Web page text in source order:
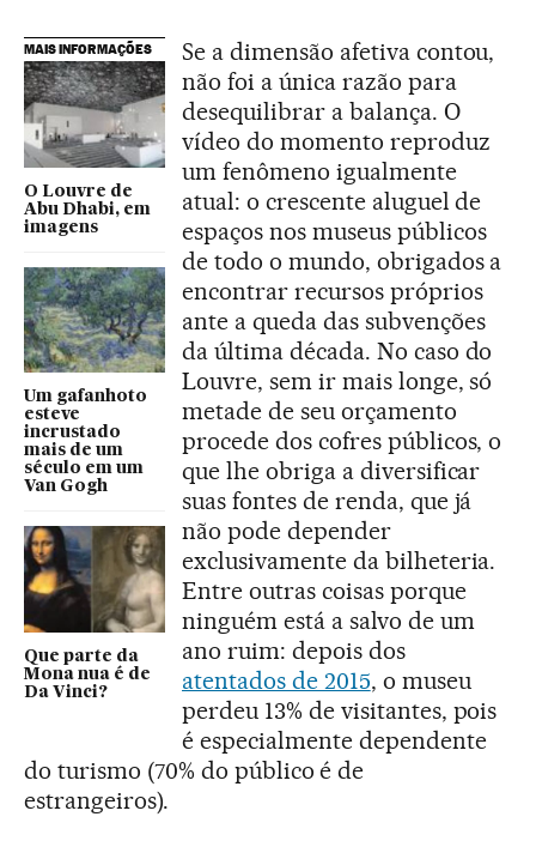
MAIS INFORMAÇÕES
O Louvre de
Abu Dhabi, em
imagens
Um gafanhoto
esteve
incrustado
mais de um
século em um
Van Gogh
Que parte da
Mona nua é de
Da Vinci?
Se a dimensão afetiva contou,
não foi a única razão para
desequilibrar a balança. O
vídeo do momento reproduz
um fenômeno igualmente
atual: o crescente aluguel de
espaços nos museus públicos
de todo o mundo, obrigados a
encontrar recursos próprios
ante a queda das subvenções
da última década. No caso do
Louvre, sem ir mais longe, só
metade de seu orçamento
procede dos cofres públicos, o
que lhe obriga a diversificar
suas fontes de renda, que já
não pode depender
exclusivamente da bilheteria.
Entre outras coisas porque
ninguém está a salvo de um
ano ruim: depois dos
atentados de 2015, o museu
perdeu 13% de visitantes, pois
é especialmente dependente
do turismo (70% do público é de
estrangeiros).